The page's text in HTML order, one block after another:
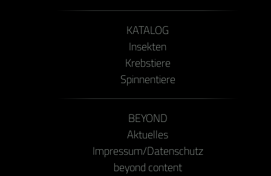
KATALOG
Insekten
Krebstiere
Spinnentiere
BEYOND
Aktuelles
Impressum/Datenschutz
beyond content